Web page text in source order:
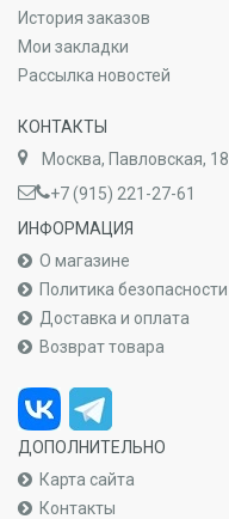
История заказов
Мои закладки
Рассылка новостей
КОНТАКТЫ
Москва, Павловская, 18
+7 (915) 221-27-61
ИНФОРМАЦИЯ
О магазине
Политика безопасности
Доставка и оплата
Возврат товара
ДОПОЛНИТЕЛЬНО
Карта сайта
Контакты